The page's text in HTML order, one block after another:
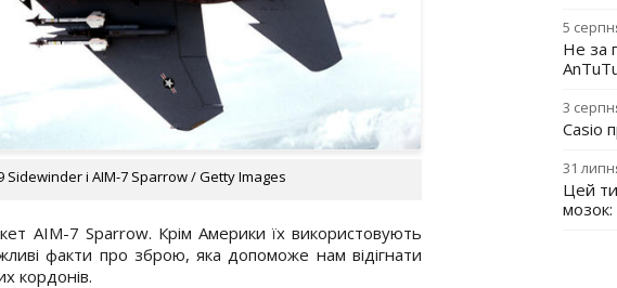
і AIM-7 Sparrow / Getty Images
AIM-7 Sparrow. Крім Америки їх використовують
факти про зброю, яка допоможе нам відігнати
кордонів.
5
Не за
3
Casio
31
Цей
мозок: